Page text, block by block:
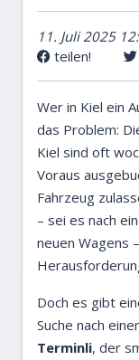
11. Juli 2025
teilen!
Wer in Kiel ein
das Problem:
Kiel sind oft
Voraus
Fahrzeug
– sei es nach
neuen Wagens
Doch es gibt
Suche nach
Terminli, der